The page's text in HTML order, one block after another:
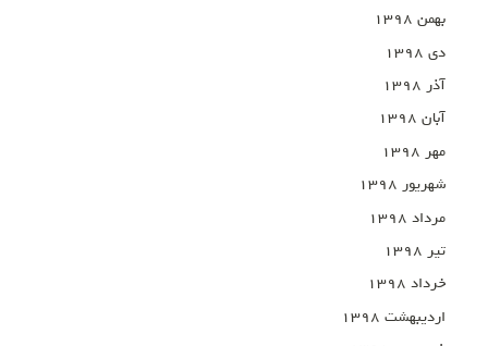
بهمن ۱۳۹۸
دی ۱۳۹۸
آذر ۱۳۹۸
آبان ۱۳۹۸
مهر ۱۳۹۸
شهریور ۱۳۹۸
مرداد ۱۳۹۸
تیر ۱۳۹۸
خرداد ۱۳۹۸
اردیبهشت ۱۳۹۸